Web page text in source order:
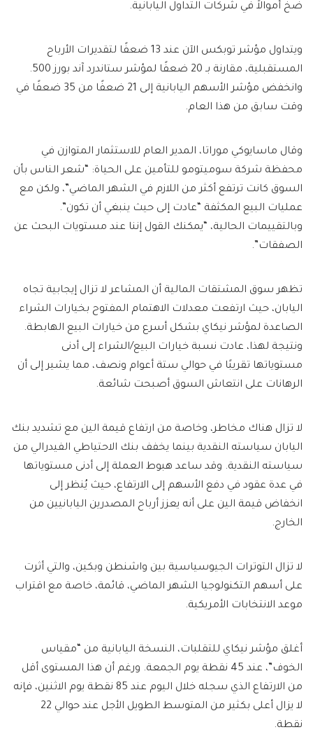
ضخ أموالاً في شركات التداول اليابانية.
ويتداول مؤشر توبكس الآن عند 13 ضعفًا لتقديرات الأرباح
المستقبلية، مقارنة بـ 20 ضعفًا لمؤشر ستاندرد آند بورز 500.
وانخفض مؤشر الأسهم اليابانية إلى 21 ضعفًا من 35 ضعفًا في
وقت سابق من هذا العام.
وقال ماسايوكي موراتا، المدير العام للاستثمار المتوازن في
محفظة شركة سوميتومو للتأمين على الحياة: “شعر الناس بأن
السوق كانت ترتفع أكثر من اللازم في الشهر الماضي”، ولكن مع
عمليات البيع المكثفة “عادت إلى حيث ينبغي أن تكون”.
وبالتقييمات الحالية، “يمكنك القول إننا عند مستويات البحث عن
الصفقات”.
تظهر سوق المشتقات المالية أن المشاعر لا تزال إيجابية تجاه
اليابان، حيث ارتفعت معدلات الاهتمام المفتوح بخيارات الشراء
الصاعدة لمؤشر نيكاي بشكل أسرع من خيارات البيع الهابطة.
ونتيجة لهذا، عادت نسبة خيارات البيع/الشراء إلى أدنى
مستوياتها تقريبًا في حوالي ستة أعوام ونصف، مما يشير إلى أن
الرهانات على انتعاش السوق أصبحت شائعة.
لا تزال هناك مخاطر، وخاصة من ارتفاع قيمة الين مع تشديد بنك
اليابان سياسته النقدية بينما يخفف بنك الاحتياطي الفيدرالي من
سياسته النقدية. وقد ساعد هبوط العملة إلى أدنى مستوياتها
في عدة عقود في دفع الأسهم إلى الارتفاع، حيث يُنظر إلى
انخفاض قيمة الين على أنه يعزز أرباح المصدرين اليابانيين من
الخارج.
لا تزال التوترات الجيوسياسية بين واشنطن وبكين، والتي أثرت
على أسهم التكنولوجيا الشهر الماضي، قائمة، خاصة مع اقتراب
موعد الانتخابات الأمريكية.
أغلق مؤشر نيكاي للتقلبات، النسخة اليابانية من “مقياس
الخوف”، عند 45 نقطة يوم الجمعة. ورغم أن هذا المستوى أقل
من الارتفاع الذي سجله خلال اليوم عند 85 نقطة يوم الاثنين، فإنه
لا يزال أعلى بكثير من المتوسط ​​الطويل الأجل عند حوالي 22
نقطة.